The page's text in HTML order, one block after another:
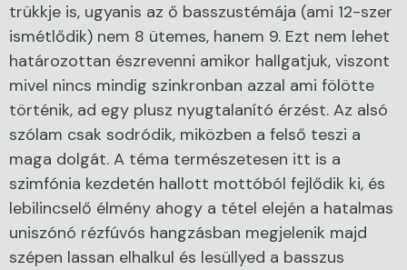
trükkje is, ugyanis az ő basszustémája (ami 12-szer
ismétlődik) nem 8 ütemes, hanem 9. Ezt nem lehet
határozottan észrevenni amikor hallgatjuk, viszont
mivel nincs mindig szinkronban azzal ami fölötte
történik, ad egy plusz nyugtalanító érzést. Az alsó
szólam csak sodródik, miközben a felső teszi a
maga dolgát. A téma természetesen itt is a
szimfónia kezdetén hallott mottóból fejlődik ki, és
lebilincselő élmény ahogy a tétel elején a hatalmas
uniszónó rézfúvós hangzásban megjelenik majd
szépen lassan elhalkul és lesüllyed a basszus